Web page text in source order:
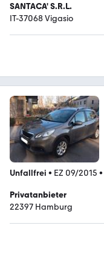
SANTACA' S.R.L.
IT-37068 Vigasio
Unfallfrei • EZ 09/2015 •
Privatanbieter
22397 Hamburg